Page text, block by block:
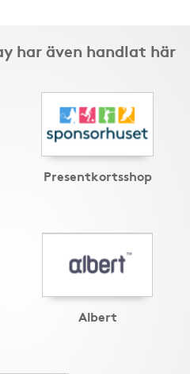
har även handlat här
Presentkortsshop
Albert